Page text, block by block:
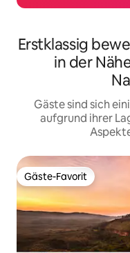
Erstklassig
in der
Gäste sind sich
aufgrund ihrer
Gäste-Favorit
Gäste-Favorit